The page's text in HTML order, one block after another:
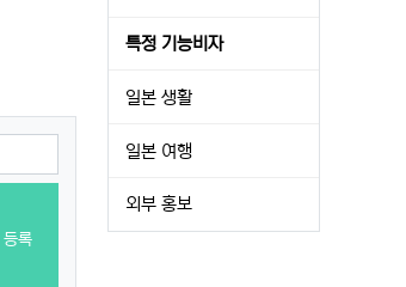
등록
특정 기능비자
일본 생활
일본 여행
외부 홍보